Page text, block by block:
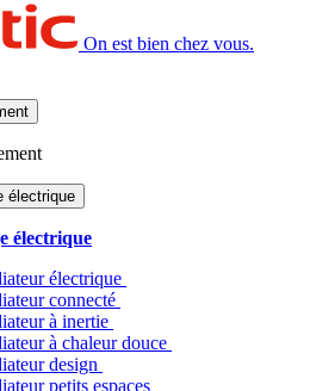
On est bien chez vous.
électrique
électrique
électrique
connecté
à inertie
à chaleur douce
design
petits espaces